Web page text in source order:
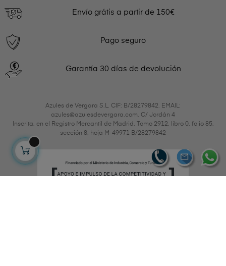
Envío grátis a partir de 150€
Pago seguro
Garantía 30 días de devolución
Azules de Vergara S.L. CIF: B/28279842. EMAIL:
azules@azulesdevergara.com. C/ Jordán 4
Inscrita, en el Registro Mercantil de Madrid, Tomo 2912, libro 0, folio 85,
sección 8, hoja M-49971 B/28279842